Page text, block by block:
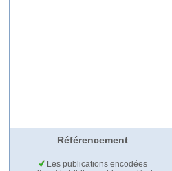
Référencement
Les publications encodées